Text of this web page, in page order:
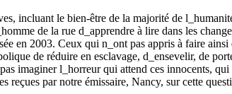
incluant le bien-être de la majorité de
de la rue d_apprendre à lire dans les
en 2003. Ceux qui n_ont pas appris à faire
de réduire en esclavage, d_ensevelir, de
imaginer l_horreur qui attend ces innocents,
reçues par notre émissaire, Nancy, sur cette